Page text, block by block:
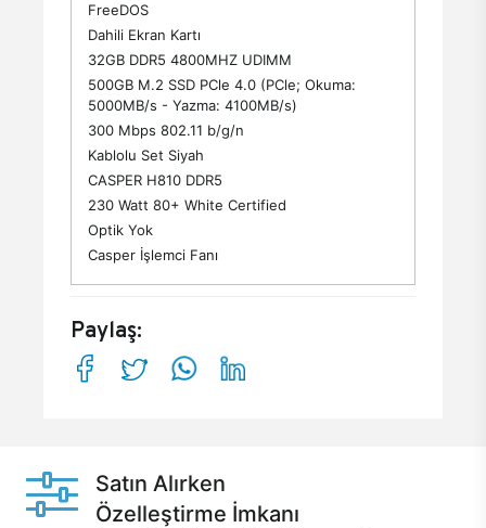
FreeDOS
Dahili Ekran Kartı
32GB DDR5 4800MHZ UDIMM
500GB M.2 SSD PCle 4.0 (PCle; Okuma:
5000MB/s - Yazma: 4100MB/s)
300 Mbps 802.11 b/g/n
Kablolu Set Siyah
CASPER H810 DDR5
230 Watt 80+ White Certified
Optik Yok
Casper İşlemci Fanı
Paylaş:
Satın Alırken
Özelleştirme İmkanı